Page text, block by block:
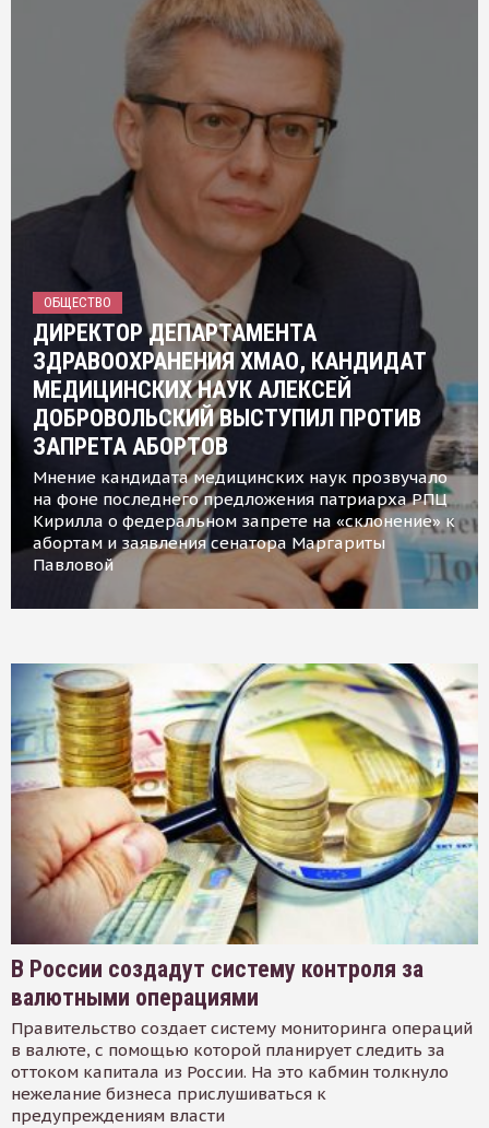
ОБЩЕСТВО
ДИРЕКТОР ДЕПАРТАМЕНТА
ЗДРАВООХРАНЕНИЯ ХМАО, КАНДИДАТ
МЕДИЦИНСКИХ НАУК АЛЕКСЕЙ
ДОБРОВОЛЬСКИЙ ВЫСТУПИЛ ПРОТИВ
ЗАПРЕТА АБОРТОВ
Мнение кандидата медицинских наук прозвучало
на фоне последнего предложения патриарха РПЦ
Кирилла о федеральном запрете на «склонение» к
абортам и заявления сенатора Маргариты
Павловой
В России создадут систему контроля за
валютными операциями
Правительство создает систему мониторинга операций
в валюте, с помощью которой планирует следить за
оттоком капитала из России. На это кабмин толкнуло
нежелание бизнеса прислушиваться к
предупреждениям власти